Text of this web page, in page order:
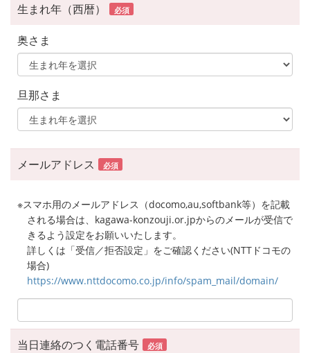
生まれ年（西暦） 必須
奥さま
旦那さま
メールアドレス 必須
※スマホ用のメールアドレス（docomo,au,softbank等）を記載
される場合は、kagawa-konzouji.or.jpからのメールが受信で
きるよう設定をお願いいたします。
詳しくは「受信／拒否設定」をご確認ください(NTTドコモの
場合)
https://www.nttdocomo.co.jp/info/spam_mail/domain/
当日連絡のつく電話番号 必須